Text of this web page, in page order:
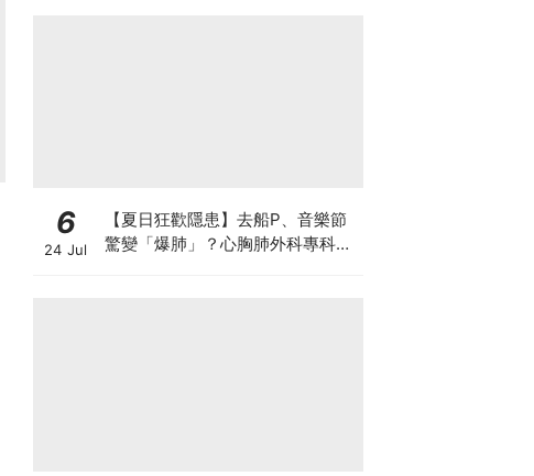
6
24 Jul
【夏日狂歡隱患】去船P、音樂節
驚變「爆肺」？心胸肺外科專科醫